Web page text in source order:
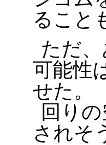
ること
ただ
可能性
せた。
回り
されそ